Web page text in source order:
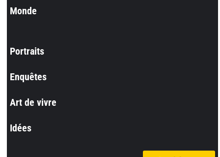
Monde
Portraits
Enquêtes
Art de vivre
Idées